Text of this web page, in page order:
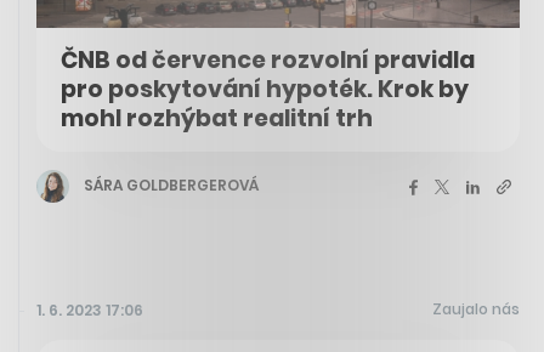
ČNB od července rozvolní pravidla
pro poskytování hypoték. Krok by
mohl rozhýbat realitní trh
SÁRA GOLDBERGEROVÁ
1. 6. 2023 17:06 Zaujalo nás